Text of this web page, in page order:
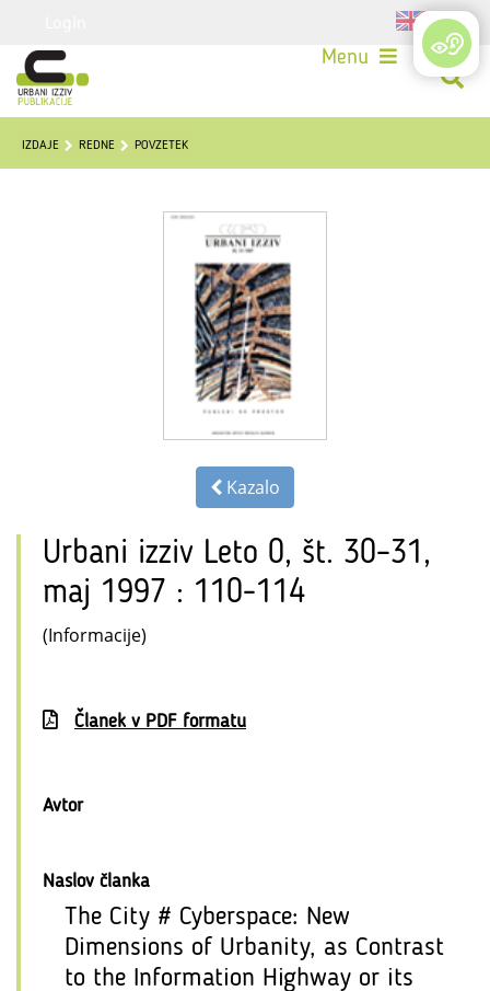
Menu
IZDAJE REDNE POVZETEK
Kazalo
Urbani izziv Leto 0, št. 30–31,
maj 1997 : 110-114
(Informacije)
Članek v PDF formatu
Avtor
Naslov članka
The City # Cyberspace: New
Dimensions of Urbanity, as Contrast
to the Information Highway or its